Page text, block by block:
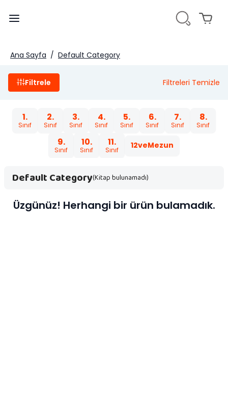
Ana Sayfa / Default Category
Filtrele Filtreleri Temizle
1.
Sınıf
2.
Sınıf
3.
Sınıf
4.
Sınıf
5.
Sınıf
6.
Sınıf
7.
Sınıf
8.
Sınıf
9.
Sınıf
10.
Sınıf
11.
Sınıf 12veMezun
Default Category(Kitap bulunamadı)
Üzgünüz! Herhangi bir ürün bulamadık.